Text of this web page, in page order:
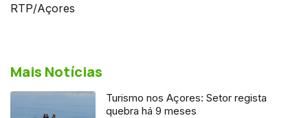
RTP/Açores
Mais Notícias
Turismo nos Açores: Setor regista
quebra há 9 meses